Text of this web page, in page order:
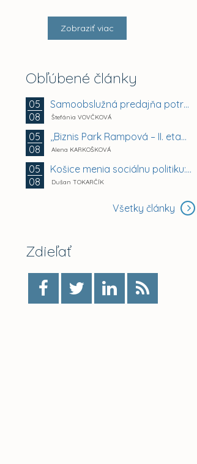
Zobraziť viac
Obľúbené články
05
08
Samoobslužná predajňa potravín a doplnkového tovaru
Štefánia VOVČKOVÁ
05
08
,,Biznis Park Rampová – II. etapa, Rampová ul.,...
Alena KARKOŠKOVÁ
05
08
Košice menia sociálnu politiku: chránia mestské byty...
Dušan TOKARČÍK
Všetky články
Zdieľať